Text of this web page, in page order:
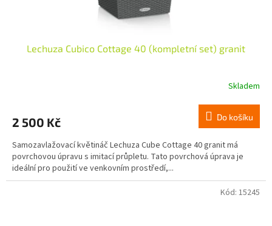
Lechuza Cubico Cottage 40 (kompletní set) granit
Skladem
2 500 Kč Do košíku
Samozavlažovací květináč Lechuza Cube Cottage 40 granit má
povrchovou úpravu s imitací průpletu. Tato povrchová úprava je
ideální pro použití ve venkovním prostředí,...
Kód: 15245